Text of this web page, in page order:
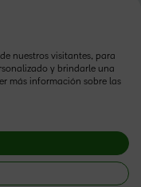
nuestros visitantes, para
y brindarle una
más información sobre las